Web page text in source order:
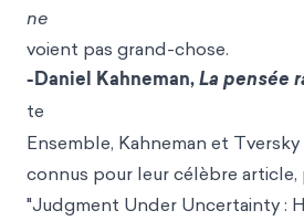
ne
voient pas grand-chose.
-Daniel Kahneman,La pensée
te
Ensemble, Kahneman et
connus pour leur célèbre article,
"Judgment Under Uncertainty :